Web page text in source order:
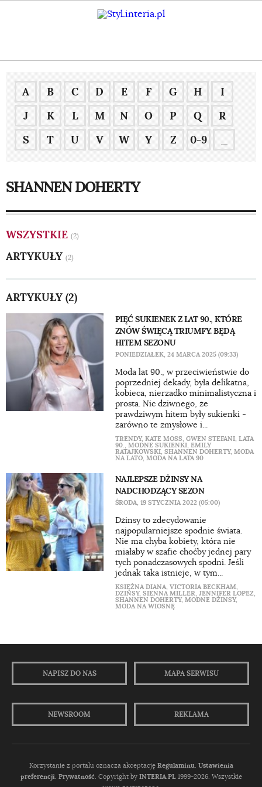
A B C D E F G H
I
J
K L M N O P Q
R
S
T U V W Y Z 0-9
SHANNEN DOHERTY
WSZYSTKIE (2)
ARTYKUŁY (2)
ARTYKUŁY (2)
PIĘĆ SUKIENEK Z LAT 90., KTÓRE
ZNÓW ŚWIĘCĄ TRIUMFY. BĘDĄ
HITEM SEZONU
PONIEDZIAŁEK, 24 MARCA 2025 (09:33)
Moda lat 90., w przeciwieństwie do
poprzedniej dekady, była delikatna,
kobieca, nierzadko minimalistyczna i
prosta. Nic dziwnego, że
prawdziwym hitem były sukienki -
zarówno te zmysłowe i...
TRENDY, KATE MOSS, GWEN STEFANI, LATA
90., MODNE SUKIENKI, EMILY
RATAJKOWSKI, SHANNEN DOHERTY, MODA
NA LATO, MODA NA LATA 90
NAJLEPSZE DŻINSY NA
NADCHODZĄCY SEZON
ŚRODA, 19 STYCZNIA 2022 (05:00)
Dżinsy to zdecydowanie
najpopularniejsze spodnie świata.
Nie ma chyba kobiety, która nie
miałaby w szafie choćby jednej pary
tych ponadczasowych spodni. Jeśli
jednak taka istnieje, w tym...
KSIĘŻNA DIANA, VICTORIA BECKHAM,
DŻINSY, SIENNA MILLER, JENNIFER LOPEZ,
SHANNEN DOHERTY, MODNE DŻINSY,
MODA NA WIOSNĘ
NAPISZ DO NAS MAPA SERWISU
NEWSROOM REKLAMA
Korzystanie z portalu oznacza akceptację Regulaminu. Ustawienia
preferencji. Prywatność. Copyright by INTERIA.PL1999-2026. Wszystkie